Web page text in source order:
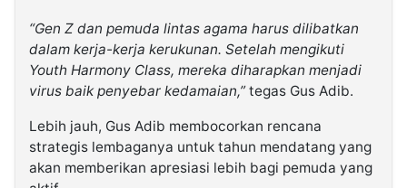
“Gen Z dan pemuda lintas agama harus dilibatkan
dalam kerja-kerja kerukunan. Setelah mengikuti
Youth Harmony Class, mereka diharapkan menjadi
virus baik penyebar kedamaian,”tegas Gus Adib.
Lebih jauh, Gus Adib membocorkan rencana
strategis lembaganya untuk tahun mendatang yang
akan memberikan apresiasi lebih bagi pemuda yang